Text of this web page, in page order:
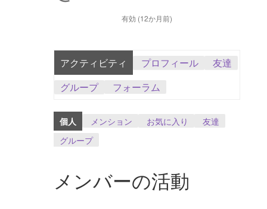
登録 / 動画を販売
Vendor Onboarding
有効 (12か月前)
アクティビティ プロフィール
友達
グループ
フォーラム
個人 メンション お気に入り
友達
グループ
メンバーの活動